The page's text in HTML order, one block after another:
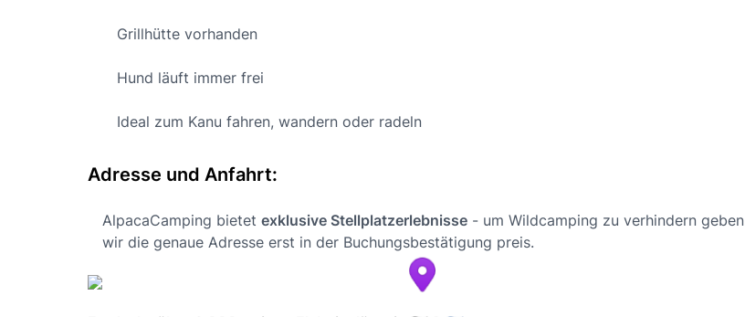
Grillhütte vorhanden
Hund läuft immer frei
Ideal zum Kanu fahren, wandern oder radeln
Adresse und Anfahrt:
AlpacaCamping bietet exklusive Stellplatzerlebnisse - um Wildcamping zu verhindern geben
wir die genaue Adresse erst in der Buchungsbestätigung preis.